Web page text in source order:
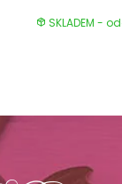
SKLADEM -